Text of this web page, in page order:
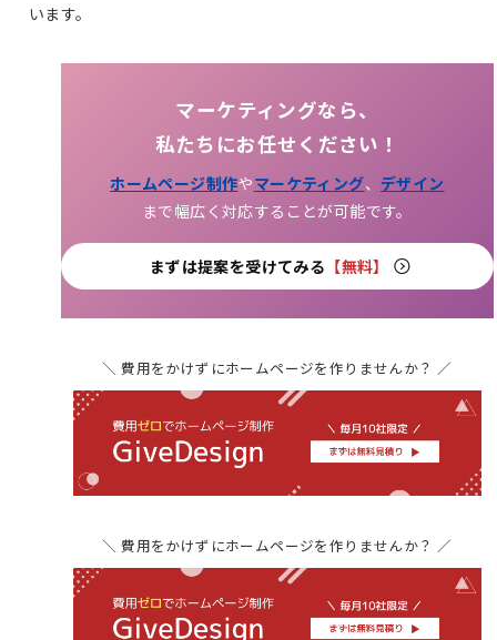
います。
マーケティングなら、
私たちにお任せください！
ホームページ制作やマーケティング、デザイン
まで幅広く対応することが可能です。
まずは提案を受けてみる 【無料】
＼ 費用をかけずにホームページを作りませんか？ ／
＼ 費用をかけずにホームページを作りませんか？ ／